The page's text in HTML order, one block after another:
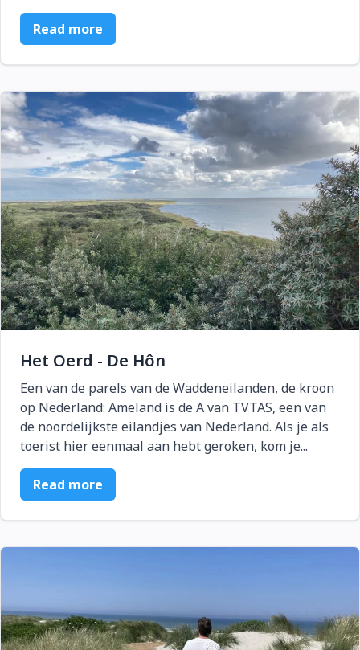
Read more
Het Oerd - De Hôn
Een van de parels van de Waddeneilanden, de kroon
op Nederland: Ameland is de A van TVTAS, een van
de noordelijkste eilandjes van Nederland. Als je als
toerist hier eenmaal aan hebt geroken, kom je...
Read more